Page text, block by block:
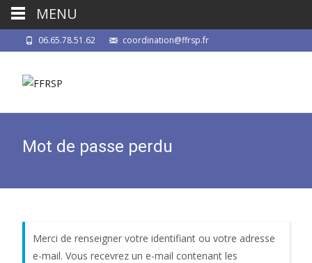
06.65.78.51.62 coordination@ffrsp.fr
Mot de passe perdu
Merci de renseigner votre identifiant ou votre adresse
e-mail. Vous recevrez un e-mail contenant les
MENU